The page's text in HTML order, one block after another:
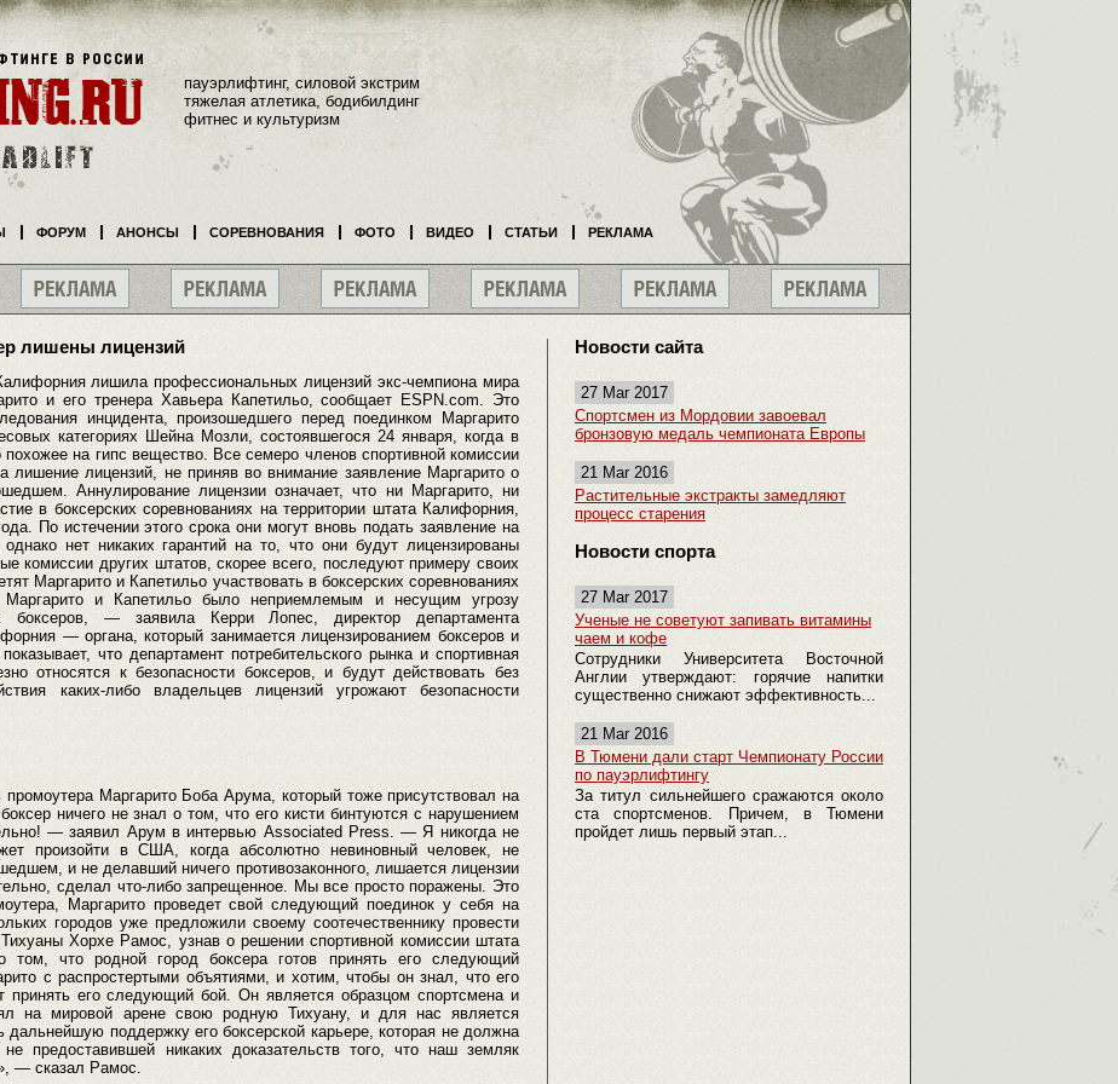
лишены лицензий
лишила профессиональных лицензий экс-чемпиона мира
и его тренера Хавьера Капетильо, сообщает ESPN.com. Это
инцидента, произошедшего перед поединком Маргарито
категориях Шейна Мозли, состоявшегося 24 января, когда в
на гипс вещество. Все семеро членов спортивной комиссии
лишение лицензий, не приняв во внимание заявление Маргарито о
Аннулирование лицензии означает, что ни Маргарито, ни
в боксерских соревнованиях на территории штата Калифорния,
По истечении этого срока они могут вновь подать заявление на
нет никаких гарантий на то, что они будут лицензированы
комиссии других штатов, скорее всего, последуют примеру своих
Маргарито и Капетильо участвовать в боксерских соревнованиях
Маргарито и Капетильо было неприемлемым и несущим угрозу
боксеров, — заявила Керри Лопес, директор департамента
— органа, который занимается лицензированием боксеров и
что департамент потребительского рынка и спортивная
относятся к безопасности боксеров, и будут действовать без
каких-либо владельцев лицензий угрожают безопасности
Маргарито Боба Арума, который тоже присутствовал на
ничего не знал о том, что его кисти бинтуются с нарушением
— заявил Арум в интервью Associated Press. — Я никогда не
произойти в США, когда абсолютно невиновный человек, не
и не делавший ничего противозаконного, лишается лицензии
сделал что-либо запрещенное. Мы все просто поражены. Это
Маргарито проведет свой следующий поединок у себя на
городов уже предложили своему соотечественнику провести
Хорхе Рамос, узнав о решении спортивной комиссии штата
том, что родной город боксера готов принять его следующий
с распростертыми объятиями, и хотим, чтобы он знал, что его
принять его следующий бой. Он является образцом спортсмена и
на мировой арене свою родную Тихуану, и для нас является
дальнейшую поддержку его боксерской карьере, которая не должна
предоставившей никаких доказательств того, что наш земляк
— сказал Рамос.
Новости сайта
27 Mar 2017
Спортсмен из Мордовии завоевал
бронзовую медаль чемпионата Европы
21 Mar 2016
Растительные экстракты замедляют
процесс старения
Новости спорта
27 Mar 2017
Ученые не советуют запивать витамины
чаем и кофе
Сотрудники Университета Восточной
Англии утверждают: горячие напитки
существенно снижают эффективность...
21 Mar 2016
В Тюмени дали старт Чемпионату России
по пауэрлифтингу
За титул сильнейшего сражаются около
ста спортсменов. Причем, в Тюмени
пройдет лишь первый этап...
пауэрлифтинг, силовой экстрим
тяжелая атлетика, бодибилдинг
фитнес и культуризм
ФОРУМ АНОНСЫ СОРЕВНОВАНИЯ ФОТО ВИДЕО СТАТЬИ РЕКЛАМА